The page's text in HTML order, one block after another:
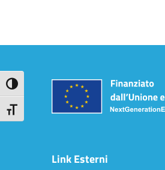
Attiva/disattiva alto contrasto
Attiva/disattiva dimensione testo
Link Esterni